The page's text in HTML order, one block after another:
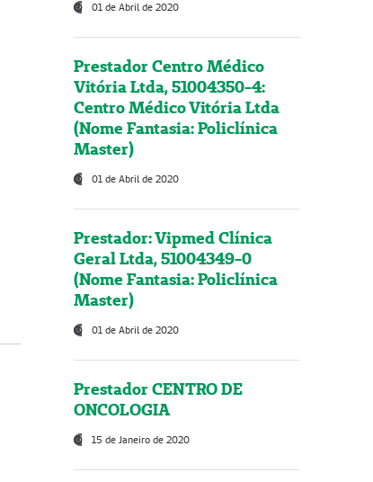
01 de Abril de 2020
Prestador Centro Médico
Vitória Ltda, 51004350-4:
Centro Médico Vitória Ltda
(Nome Fantasia: Policlínica
Master)
01 de Abril de 2020
Prestador: Vipmed Clínica
Geral Ltda, 51004349-0
(Nome Fantasia: Policlínica
Master)
01 de Abril de 2020
Prestador CENTRO DE
ONCOLOGIA
15 de Janeiro de 2020